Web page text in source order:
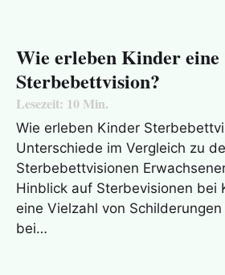
Wie erleben Kinder eine
Sterbebettvision?
Lesezeit: 10 Min.
Wie erleben Kinder
Unterschiede im Vergleich zu
Sterbebettvisionen
Hinblick auf Sterbevisionen bei
eine Vielzahl von Schilderungen
bei…